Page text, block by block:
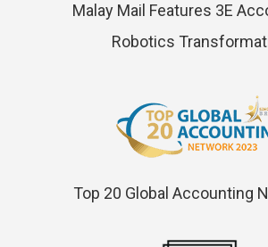
Malay Mail Features 3E
Robotics
Top 20 Global Accounting